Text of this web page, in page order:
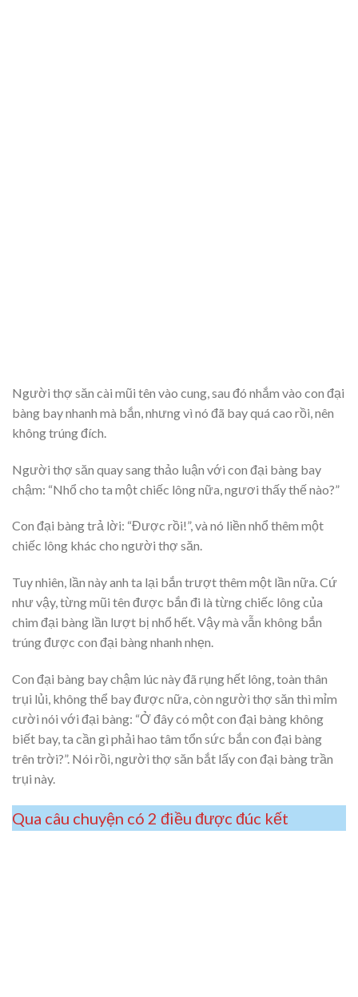
Người thợ săn cài mũi tên vào cung, sau đó nhắm vào con đại
bàng bay nhanh mà bắn, nhưng vì nó đã bay quá cao rồi, nên
không trúng đích.
Người thợ săn quay sang thảo luận với con đại bàng bay
chậm: “Nhổ cho ta một chiếc lông nữa, ngươi thấy thế nào?”
Con đại bàng trả lời: “Được rồi!”, và nó liền nhổ thêm một
chiếc lông khác cho người thợ săn.
Tuy nhiên, lần này anh ta lại bắn trượt thêm một lần nữa. Cứ
như vậy, từng mũi tên được bắn đi là từng chiếc lông của
chim đại bàng lần lượt bị nhổ hết. Vậy mà vẫn không bắn
trúng được con đại bàng nhanh nhẹn.
Con đại bàng bay chậm lúc này đã rụng hết lông, toàn thân
trụi lủi, không thể bay được nữa, còn người thợ săn thì mỉm
cười nói với đại bàng: “Ở đây có một con đại bàng không
biết bay, ta cần gì phải hao tâm tổn sức bắn con đại bàng
trên trời?”. Nói rồi, người thợ săn bắt lấy con đại bàng trần
trụi này.
Qua câu chuyện có 2 điều được đúc kết